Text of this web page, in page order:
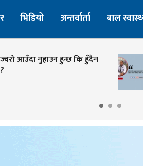
भिडियो अन्तर्वार्ता बाल
ज्वरो आउँदा नुहाउन हुन्छ कि हुँदैन